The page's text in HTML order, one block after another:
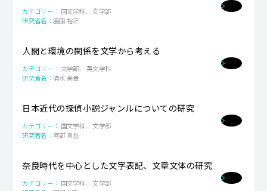
国文学科、 文学部
脇田 裕正
人間と環境の関係を文学から考える
文学部、 英文学科
清水 美貴
日本近代の探偵小説ジャンルについての研究
国文学科、 文学部
阿部 真也
奈良時代を中心とした文字表記、文章文体の研究
国文学科、 文学部